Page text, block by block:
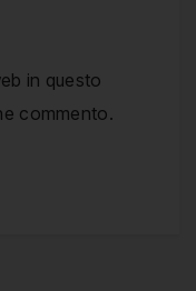
in questo
commento.